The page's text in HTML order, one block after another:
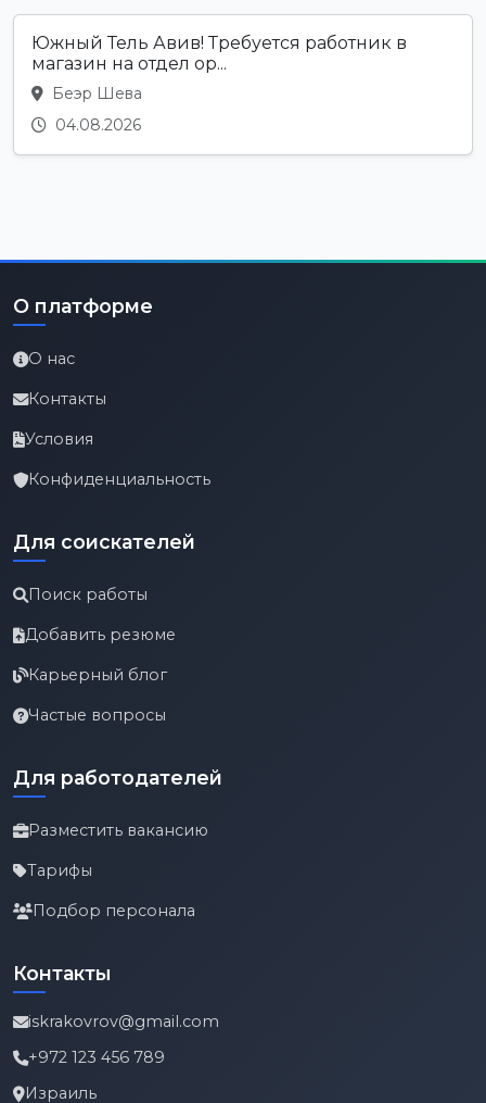
Южный Тель Авив! Требуется работник в
магазин на отдел ор...
Беэр Шева
04.08.2026
О платформе
О нас
Контакты
Условия
Конфиденциальность
Для соискателей
Поиск работы
Добавить резюме
Карьерный блог
Частые вопросы
Для работодателей
Разместить вакансию
Тарифы
Подбор персонала
Контакты
iskrakovrov@gmail.com
+972 123 456 789
Израиль